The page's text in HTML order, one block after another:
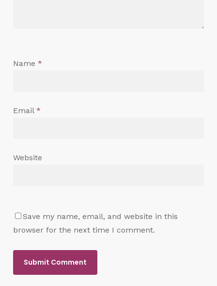
Name *
Email *
Website
Save my name, email, and website in this
browser for the next time I comment.